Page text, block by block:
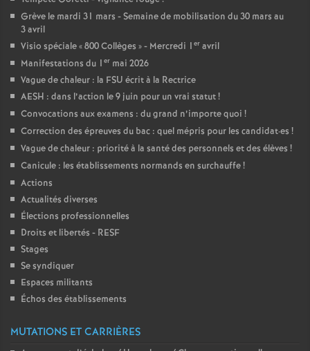
Grève le mardi 31 mars - Semaine de mobilisation du 30 mars au
3 avril
Visio spéciale «800 Collèges » - Mercredi 1 er avril
Manifestations du 1 er mai 2026
Vague de chaleur : la FSU écrit à la Rectrice
AESH : dans l’action le 9 juin pour un vrai statut!
Convocations aux examens : du grand n’importe quoi !
Correction des épreuves du bac : quel mépris pour les candidat·es !
Vague de chaleur : priorité à la santé des personnels et des élèves !
Canicule : les établissements normands en surchauffe!
Actions
Actualités diverses
Élections professionnelles
Droits et libertés - RESF
Stages
Se syndiquer
Espaces militants
Échos des établissements
MUTATIONS ET CARRIÈRES